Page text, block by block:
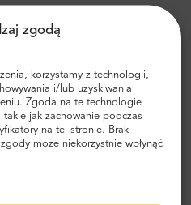
zgodą
korzystamy z technologii,
i/lub uzyskiwania
Zgoda na te technologie
jak zachowanie podczas
na tej stronie. Brak
może niekorzystnie wpłynąć
i do miasta
Nasze ceny są stałe,
Nie musisz płacić
góry kartą kredytową lub
tylko prywatne transfery
to znaczy? Oznacza to, że
od odległości ani czasu